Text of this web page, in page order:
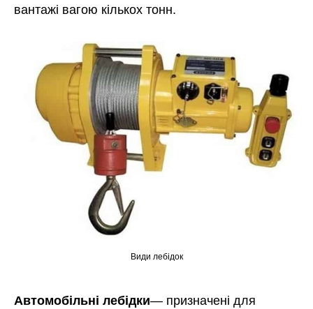
вантажі вагою кількох тонн.
Види лебідок
Автомобільні лебідки— призначені для